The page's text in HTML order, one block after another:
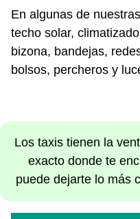
En algunas de
techo solar,
bizona, bandejas,
bolsos, percheros y
Los taxis tienen la
exacto donde te
puede dejarte lo más